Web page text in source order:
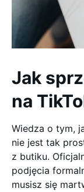
Jak
na
Wiedza o tym,
nie jest tak
z butiku.
podjęcia
musisz się